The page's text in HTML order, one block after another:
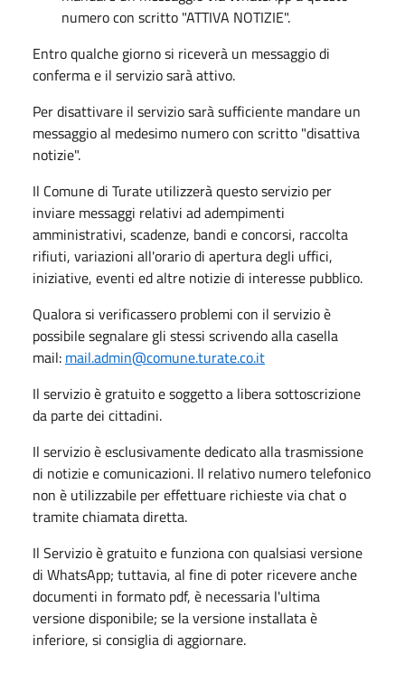
numero con scritto "ATTIVA NOTIZIE".
Entro qualche giorno si riceverà un messaggio di
conferma e il servizio sarà attivo.
Per disattivare il servizio sarà sufficiente mandare un
messaggio al medesimo numero con scritto "disattiva
notizie".
Il Comune di Turate utilizzerà questo servizio per
inviare messaggi relativi ad adempimenti
amministrativi, scadenze, bandi e concorsi, raccolta
rifiuti, variazioni all'orario di apertura degli uffici,
iniziative, eventi ed altre notizie di interesse pubblico.
Qualora si verificassero problemi con il servizio è
possibile segnalare gli stessi scrivendo alla casella
mail: mail.admin@comune.turate.co.it
Il servizio è gratuito e soggetto a libera sottoscrizione
da parte dei cittadini.
Il servizio è esclusivamente dedicato alla trasmissione
di notizie e comunicazioni. Il relativo numero telefonico
non è utilizzabile per effettuare richieste via chat o
tramite chiamata diretta.
Il Servizio è gratuito e funziona con qualsiasi versione
di WhatsApp; tuttavia, al fine di poter ricevere anche
documenti in formato pdf, è necessaria l'ultima
versione disponibile; se la versione installata è
inferiore, si consiglia di aggiornare.